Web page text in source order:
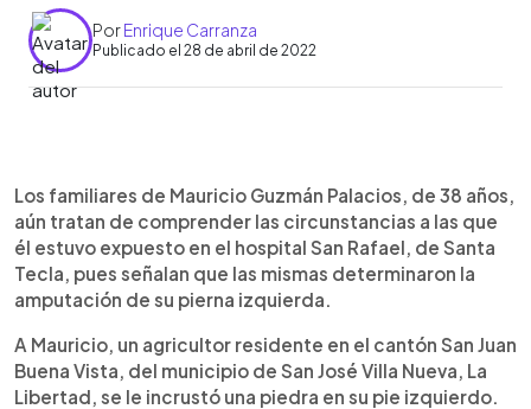
PorEnrique Carranza
Publicado el 28 de abril de 2022
► Escuchar artículo
Los familiares de Mauricio Guzmán Palacios, de 38 años,
aún tratan de comprender las circunstancias a las que
él estuvo expuesto en el hospital San Rafael, de Santa
Tecla, pues señalan que las mismas determinaron la
amputación de su pierna izquierda.
A Mauricio, un agricultor residente en el cantón San Juan
Buena Vista, del municipio de San José Villa Nueva, La
Libertad, se le incrustó una piedra en su pie izquierdo.